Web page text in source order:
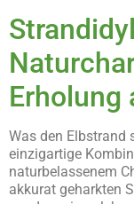
Erholung
Was den Elbstrand
einzigartige
naturbelassenem
akkurat geharkten